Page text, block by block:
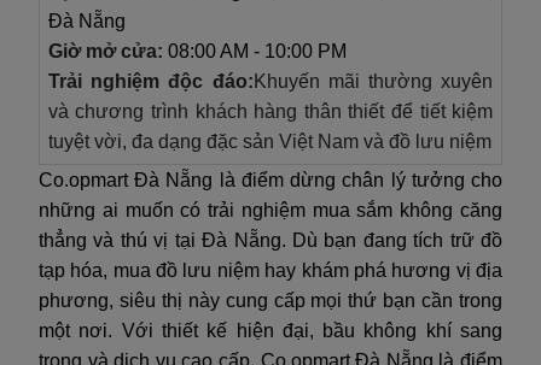
Đà Nẵng
Giờ mở cửa: 08:00 AM - 10:00 PM
Trải nghiệm độc đáo: Khuyến mãi thường xuyên
và chương trình khách hàng thân thiết để tiết kiệm
tuyệt vời, đa dạng đặc sản Việt Nam và đồ lưu niệm
Co.opmart Đà Nẵng là điểm dừng chân lý tưởng cho
những ai muốn có trải nghiệm mua sắm không căng
thẳng và thú vị tại Đà Nẵng. Dù bạn đang tích trữ đồ
tạp hóa, mua đồ lưu niệm hay khám phá hương vị địa
phương, siêu thị này cung cấp mọi thứ bạn cần trong
một nơi. Với thiết kế hiện đại, bầu không khí sang